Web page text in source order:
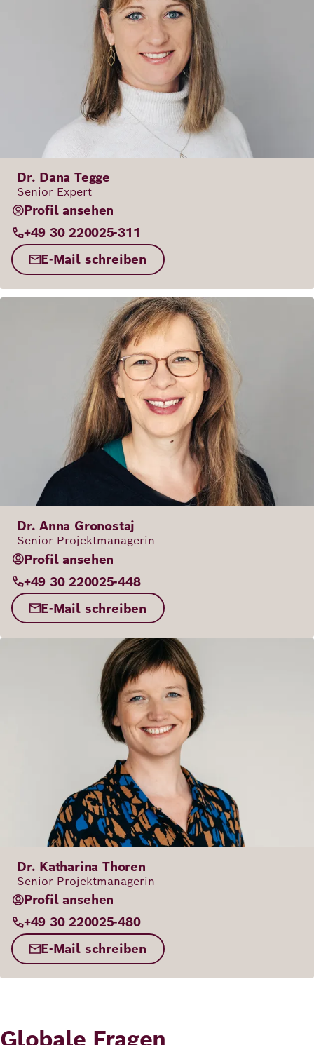
Dr. Dana Tegge
Senior Expert
Profil ansehen
+49 30 220025-311
E-Mail schreiben
Dr. Anna Gronostaj
Senior Projektmanagerin
Profil ansehen
+49 30 220025-448
E-Mail schreiben
Dr. Katharina Thoren
Senior Projektmanagerin
Profil ansehen
+49 30 220025-480
E-Mail schreiben
Globale Fragen